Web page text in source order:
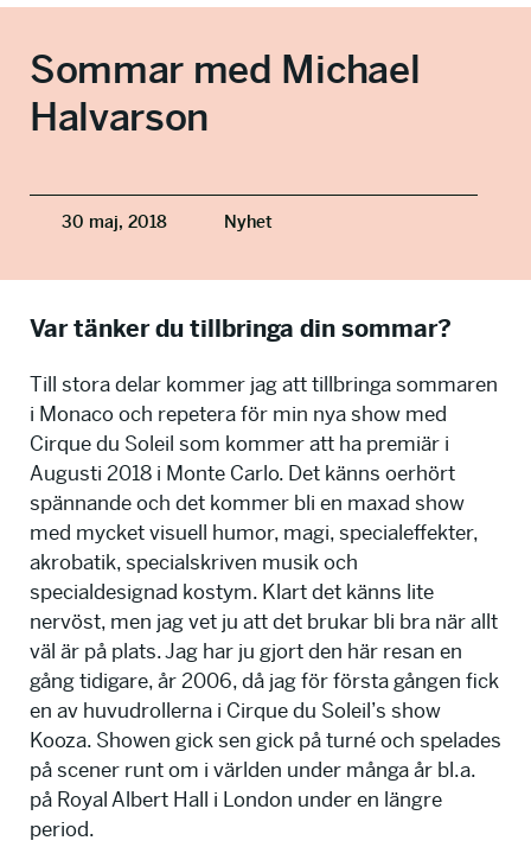
Sommar med Michael
Halvarson
30 maj, 2018 Nyhet
Var tänker du tillbringa din sommar?
Till stora delar kommer jag att tillbringa sommaren
i Monaco och repetera för min nya show med
Cirque du Soleil som kommer att ha premiär i
Augusti 2018 i Monte Carlo. Det känns oerhört
spännande och det kommer bli en maxad show
med mycket visuell humor, magi, specialeffekter,
akrobatik, specialskriven musik och
specialdesignad kostym. Klart det känns lite
nervöst, men jag vet ju att det brukar bli bra när allt
väl är på plats. Jag har ju gjort den här resan en
gång tidigare, år 2006, då jag för första gången fick
en av huvudrollerna i Cirque du Soleil’s show
Kooza. Showen gick sen gick på turné och spelades
på scener runt om i världen under många år bl.a.
på Royal Albert Hall i London under en längre
period.